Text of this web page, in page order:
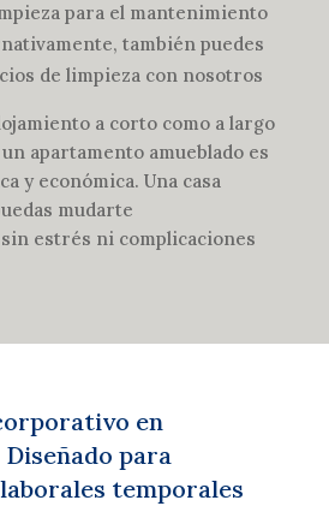
para el mantenimiento
también puedes
de limpieza con nosotros
a corto como a largo
apartamento amueblado es
y económica. Una casa
mudarte
estrés ni complicaciones
en
para
temporales